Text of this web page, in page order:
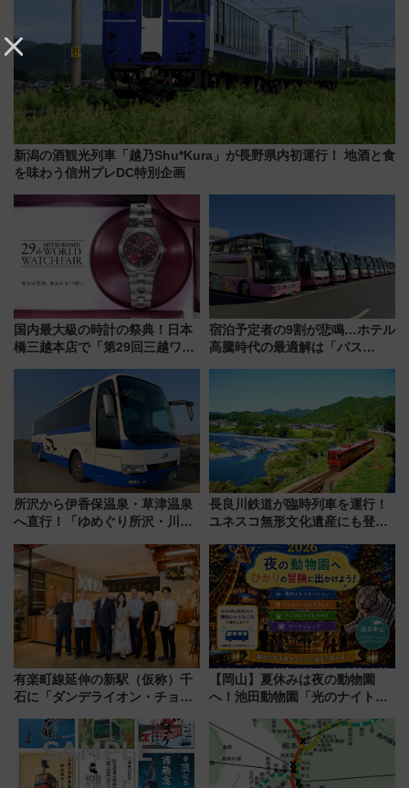
新潟の酒観光列車「越乃Shu*Kura」が長野県内初運行！ 地酒と食
を味わう信州プレDC特別企画
国内最大級の時計の祭典！日本
橋三越本店で「第29回三越ワー
【2026年8月5日～25日】
宿泊予定者の9割が悲鳴…ホテル
高騰時代の最適解は「バス
所沢から伊香保温泉・草津温泉
へ直行！「ゆめぐり所沢・川越
軽に 運行ダイヤ・運賃を解説
長良川鉄道が臨時列車を運行！
ユネスコ無形文化遺産にも登録
に 乗車には予約が必要
有楽町線延伸の新駅（仮称）千
石に「ダンデライオン・チョコ
1億円出資で挑む新時代のまちづ
くりとは？
【岡山】夏休みは夜の動物園
へ！池田動物園「光のナイトズ
な夜